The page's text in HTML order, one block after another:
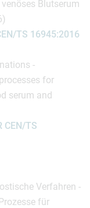
Blutserum
TS 16945:2016
-
for
serum and
CEN/TS
Verfahren -
für